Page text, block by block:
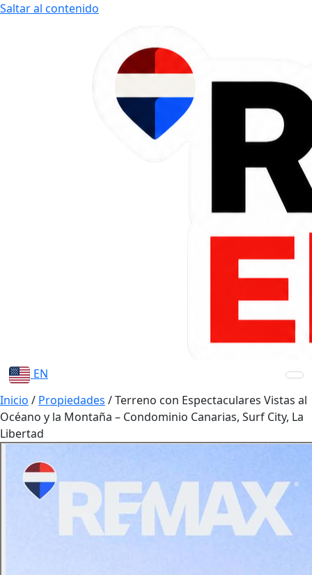
Saltar al contenido
EN
Inicio / Propiedades /Terreno con Espectaculares Vistas al
Océano y la Montaña – Condominio Canarias, Surf City, La
Libertad